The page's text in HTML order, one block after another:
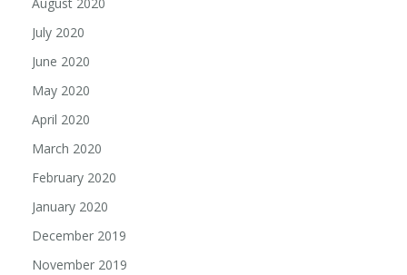
August 2020
July 2020
June 2020
May 2020
April 2020
March 2020
February 2020
January 2020
December 2019
November 2019